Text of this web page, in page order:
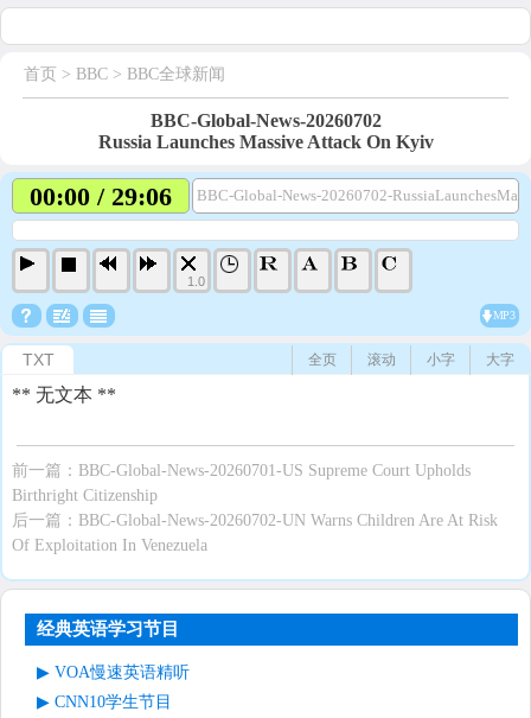
首页 > BBC > BBC全球新闻
BBC-Global-News-20260702
Russia Launches Massive Attack On Kyiv
00:00 / 29:06 BBC-Global-News-20260702-
1.0
MP3
TXT 大字
小字
滚动
全页
** 无文本 **
前一篇： BBC-Global-News-20260701-US Supreme Court Upholds
Birthright Citizenship
后一篇： BBC-Global-News-20260702-UN Warns Children Are At Risk
Of Exploitation In Venezuela
经典英语学习节目
VOA慢速英语精听
CNN10学生节目